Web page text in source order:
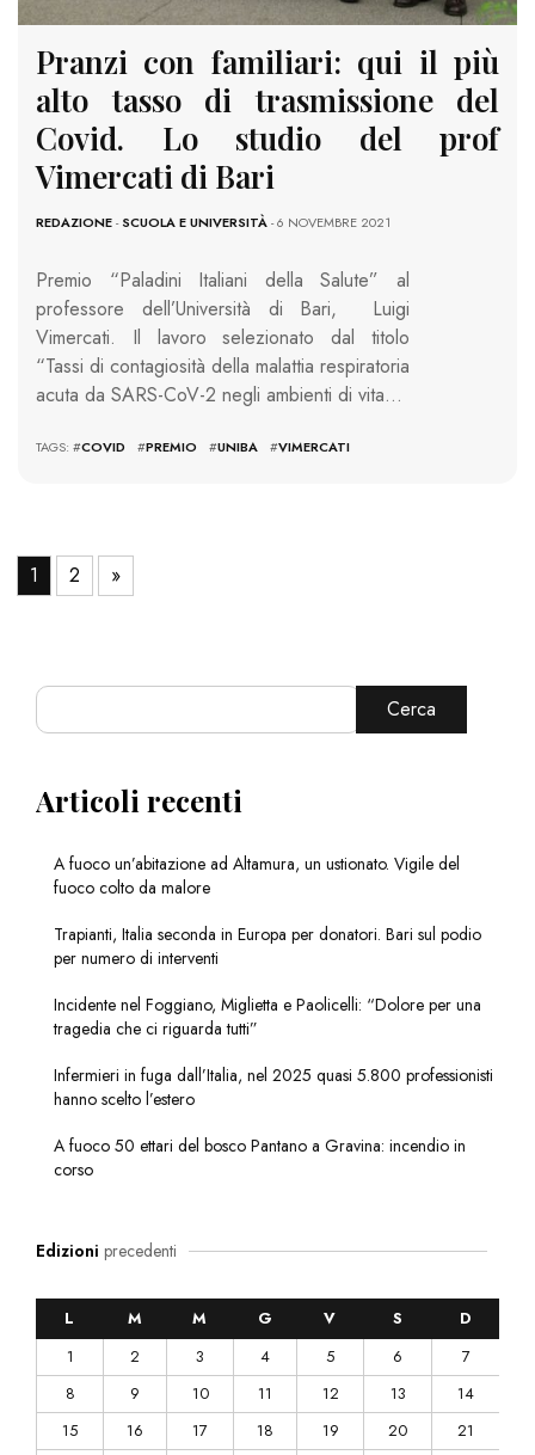
Pranzi con familiari: qui il più
alto tasso di trasmissione del
Covid. Lo studio del prof
Vimercati di Bari
REDAZIONE-SCUOLA E UNIVERSITÀ- 6 NOVEMBRE 2021
Premio “Paladini Italiani della Salute” al
professore dell’Università di Bari, Luigi
Vimercati. Il lavoro selezionato dal titolo
“Tassi di contagiosità della malattia respiratoria
acuta da SARS-CoV-2 negli ambienti di vita…
TAGS: #COVID #PREMIO #UNIBA #VIMERCATI
1 2 »
Cerca
Articoli recenti
A fuoco un’abitazione ad Altamura, un ustionato. Vigile del
fuoco colto da malore
Trapianti, Italia seconda in Europa per donatori. Bari sul podio
per numero di interventi
Incidente nel Foggiano, Miglietta e Paolicelli: “Dolore per una
tragedia che ci riguarda tutti”
Infermieri in fuga dall’Italia, nel 2025 quasi 5.800 professionisti
hanno scelto l’estero
A fuoco 50 ettari del bosco Pantano a Gravina: incendio in
corso
Edizioni precedenti
L M M G V S
D
1
2 3 4 5 6
7
8
9 10 11 12 13
14
15
16 17 18 19 20
21